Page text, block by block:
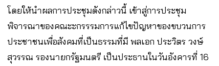
โดยให้นำผลการประชุมดังกล่าวนี้ เข้าสู่การประชุม
พิจารณาของคณะะกรรรมการแก้ไขปัญหาของขบวนการ
ประชาชนเพื่อสังคมที่เป็นธรรมที่มี พลเอก ประวิตร วงษ์
สุวรรณ รองนายกรัฐมนตรี เป็นประธานในวันอังคารที่ 16